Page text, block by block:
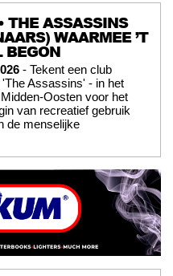
THE ASSASSINS
WAARMEE ’T
BEGON
- Tekent een club
Assassins' - in het
Oosten voor het
van recreatief gebruik
de menselijke